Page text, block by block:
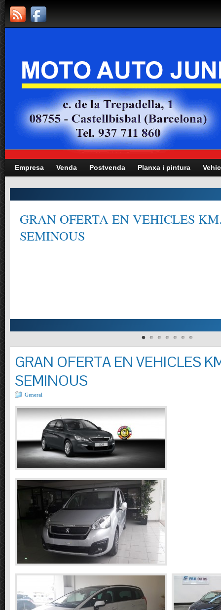
Empresa Venda Postvenda Planxa i pintura
EN VEHICLES KM.0, GERÈNCIA,
GRAN OFERTA EN VEHICLES
SEMINOUS
General